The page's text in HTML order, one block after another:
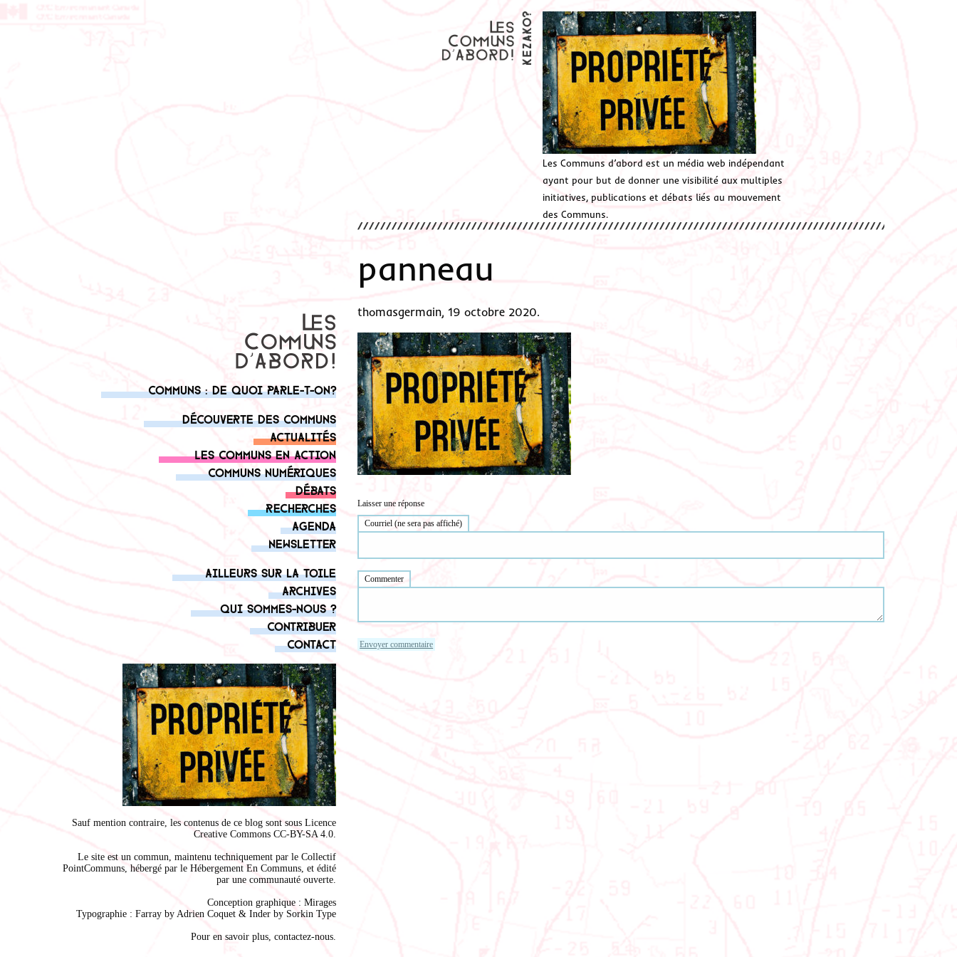
Les Communs d’abord est un média web indépendant
ayant pour but de donner une visibilité aux multiples
initiatives, publications et débats liés au mouvement
des Communs.
Communs : de quoi parle-t-on?
Découverte des communs
Actualités
Les communs en action
Communs numériques
Débats
Recherches
Agenda
Newsletter
Ailleurs sur la toile
Archives
Qui sommes-nous ?
Contribuer
Contact
Sauf mention contraire, les contenus de ce blog sont sous Licence
Creative Commons CC-BY-SA 4.0.
Le site est un commun, maintenu techniquement par le Collectif
PointCommuns, hébergé par le Hébergement En Communs, et édité
par une communauté ouverte.
Conception graphique : Mirages
Typographie : Farray by Adrien Coquet & Inder by Sorkin Type
Pour en savoir plus, contactez-nous.
panneau
thomasgermain, 19 octobre 2020.
Laisser une réponse
Courriel (ne sera pas affiché)
Commenter